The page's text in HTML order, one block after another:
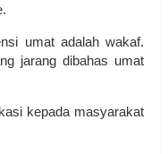
umat adalah wakaf.
jarang dibahas umat
kepada masyarakat